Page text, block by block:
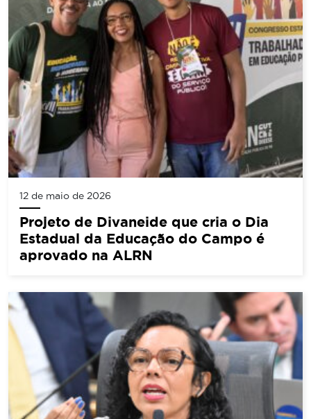
12 de maio de 2026
Projeto de Divaneide que cria o Dia
Estadual da Educação do Campo é
aprovado na ALRN